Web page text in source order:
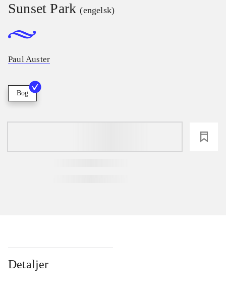
Sunset Park (engelsk)
Paul Auster
Bog
Detaljer